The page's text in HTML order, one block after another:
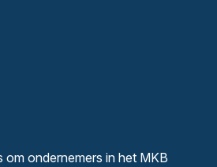
om ondernemers in het MKB